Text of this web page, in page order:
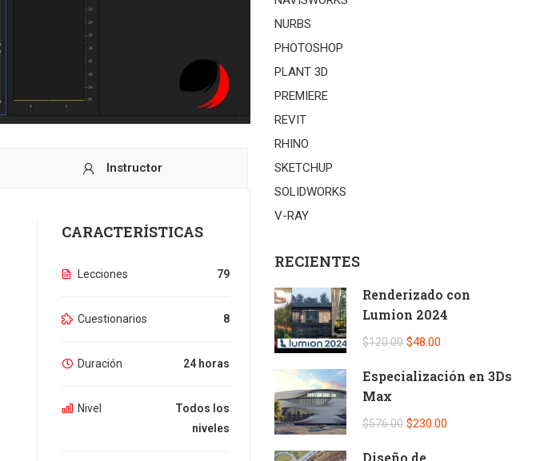
Instructor
CARACTERÍSTICAS
Lecciones 79
Cuestionarios 8
Duración 24 horas
Nivel
Todos los
niveles
NURBS
PHOTOSHOP
PLANT 3D
PREMIERE
REVIT
RHINO
SKETCHUP
SOLIDWORKS
V-RAY
RECIENTES
Renderizado con
Lumion 2024
$120.00 $48.00
Especialización en 3Ds
Max
$576.00 $230.00
Diseño de